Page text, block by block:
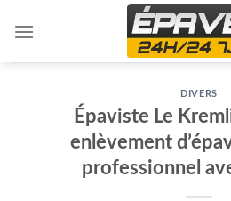
DIVERS
Épaviste Le
enlèvement
professionnel